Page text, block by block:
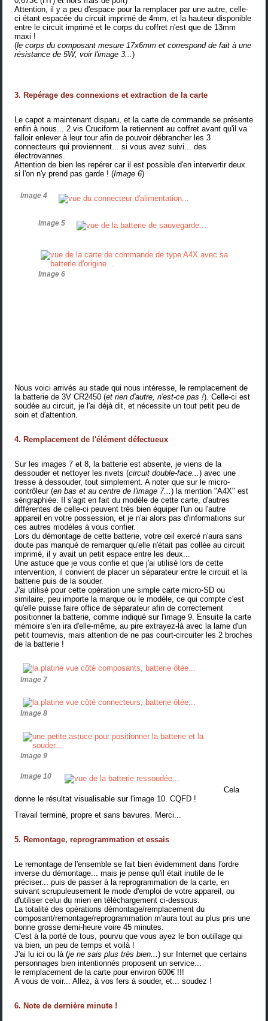
Attention, il y a peu d'espace pour la remplacer par une autre, celle-
ci étant espacée du circuit imprimé de 4mm, et la hauteur disponible
entre le circuit imprimé et le corps du coffret n'est que de 13mm
maxi !
(le corps du composant mesure 17x6mm et correspond de fait à une
résistance de 5W, voir l'image 3...)
3. Repérage des connexions et extraction de la carte
Le capot a maintenant disparu, et la carte de commande se présente
enfin à nous... 2 vis Cruciform la retiennent au coffret avant qu'il va
falloir enlever à leur tour afin de pouvoir débrancher les 3
connecteurs qui proviennent... si vous avez suivi... des
électrovannes.
Attention de bien les repérer car il est possible d'en intervertir deux
si l'on n'y prend pas garde ! (Image 6)
Image 4
Image 5
Image 6
Nous voici arrivés au stade qui nous intéresse, le remplacement de
la batterie de 3V CR2450 (et rien d'autre, n'est-ce pas !). Celle-ci est
soudée au circuit, je l'ai déjà dit, et nécessite un tout petit peu de
soin et d'attention.
4. Remplacement de l'élément défectueux
Sur les images 7 et 8, la batterie est absente, je viens de la
dessouder et nettoyer les rivets (circuit double-face...) avec une
tresse à dessouder, tout simplement. A noter que sur le micro-
contrôleur (en bas et au centre de l'image 7...) la mention "A4X" est
sérigraphiée. Il s'agit en fait du modèle de cette carte, d'autres
différentes de celle-ci peuvent très bien équiper l'un ou l'autre
appareil en votre possession, et je n'ai alors pas d'informations sur
ces autres modèles à vous confier.
Lors du démontage de cette batterie, votre œil exercé n'aura sans
doute pas manqué de remarquer qu'elle n'était pas collée au circuit
imprimé, il y avait un petit espace entre les deux...
Une astuce que je vous confie et que j'ai utilisé lors de cette
intervention, il convient de placer un séparateur entre le circuit et la
batterie puis de la souder.
J'ai utilisé pour cette opération une simple carte micro-SD ou
similaire, peu importe la marque ou le modèle, ce qui compte c'est
qu'elle puisse faire office de séparateur afin de correctement
positionner la batterie, comme indiqué sur l'image 9. Ensuite la carte
mémoire s'en ira d'elle-même, au pire extrayez-là avec la lame d'un
petit tournevis, mais attention de ne pas court-circuiter les 2 broches
de la batterie !
Image 7
Image 8
Image 9
Image 10
Cela
donne le résultat visualisable sur l'image 10. CQFD !
Travail terminé, propre et sans bavures. Merci...
5. Remontage, reprogrammation et essais
Le remontage de l'ensemble se fait bien évidemment dans l'ordre
inverse du démontage... mais je pense qu'il était inutile de le
préciser... puis de passer à la reprogrammation de la carte, en
suivant scrupuleusement le mode d'emploi de votre appareil, ou
d'utiliser celui du mien en téléchargement ci-dessous.
La totalité des opérations démontage/remplacement du
composant/remontage/reprogrammation m'aura tout au plus pris une
bonne grosse demi-heure voire 45 minutes.
C'est à la porté de tous, pourvu que vous ayez le bon outillage qui
va bien, un peu de temps et voilà !
J'ai lu ici ou là (je ne sais plus très bien...) sur Internet que certains
personnages bien intentionnés proposent un service...
le remplacement de la carte pour environ 600€ !!!
A vous de voir... Allez, à vos fers à souder, et... soudez !
6. Note de dernière minute !